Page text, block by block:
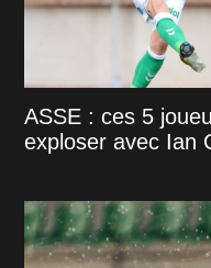
ASSE : ces 5
exploser avec Ian